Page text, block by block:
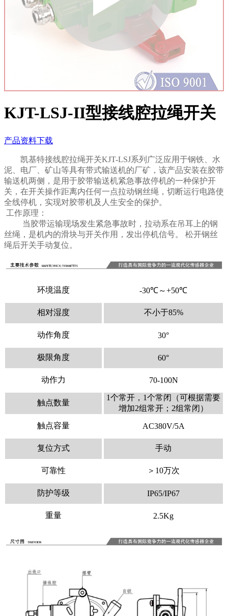
KJT-LSJ-II型接线腔拉绳开关
产品资料下载
凯基特接线腔拉绳开关KJT-LSJ系列广泛应用于钢铁、水
泥、电厂、矿山等具有带式输送机的厂矿，该产品安装在胶带
输送机两侧，是用于胶带输送机紧急事故停机的一种保护开
关，在开关操作距离内任何一点拉动钢丝绳，切断运行电路使
全线停机，实现对胶带机及人生安全的保护。
工作原理：
当胶带运输现场发生紧急事故时，拉动系在吊耳上的钢
丝绳，是机内的滑块与开关作用，发出停机信号。 松开钢丝
绳后开关手动复位。
环境温度 -30℃～+50℃
相对湿度 不小于85%
动作角度 30°
极限角度 60°
动作力 70-100N
触点数量
1个常开，1个常闭（可根据需要
增加2组常开；2组常闭）
触点容量
AC380V/5A
复位方式 手动
可靠性 ＞10万次
防护等级 IP65/IP67
重量 2.5Kg